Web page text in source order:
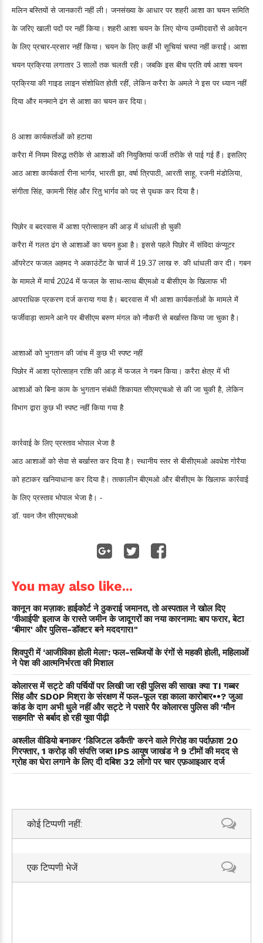
मलिन बस्तियों से जानकारी नहीं ली। जनसंख्या के आधार पर शहरी आशा का चयन समिति
के जरिए खाली पदों पर नहीं किया। शहरी आशा चयन के लिए योग्य उम्मीदवारों से आवेदन
के लिए प्रचार-प्रसार नहीं किया। चयन के लिए कहीं भी सूचियां चस्पा नहीं कराईं। आशा
चयन प्रक्रिया लगातार 3 सालों तक चलती रही। जबकि इस बीच प्रति वर्ष आशा चयन
प्रक्रिया की गाइड लाइन संशोधित होती रहीं, लेकिन करैरा के अमले ने इस पर ध्यान नहीं
दिया और मनमाने ढंग से आशा का चयन कर दिया।
8 आशा कार्यकर्ताओं को हटाया
करैरा में नियम विरुद्ध तरीके से आशाओं की नियुक्तियां फर्जी तरीके से पाई गई हैं। इसलिए
आठ आशा कार्यकर्ता रीना भार्गव, भारती झा, वर्षा त्रिपाठी, आरती साहू, रजनी मंडोलिया,
संगीता सिंह, कामनी सिंह और रितु भार्गव को पद से पृथक कर दिया है।
पिछोर व बदरवास में आशा प्रोत्साहन की आड़ में धांधली हो चुकी
करैरा में गलत ढंग से आशाओं का चयन हुआ है। इससे पहले पिछोर में संविदा कंप्यूटर
ऑपरेटर फजल अहमद ने अकाउंटेंट के चार्ज में 19.37 लाख रु. की धांधली कर दी। गबन
के मामले में मार्च 2024 में फजल के साथ-साथ बीएमओ व बीसीएम के खिलाफ भी
आपराधिक प्रकरण दर्ज कराया गया है। बदरवास में भी आशा कार्यकर्ताओं के मामले में
फर्जीवाड़ा सामने आने पर बीसीएम बरुण मंगल को नौकरी से बर्खास्त किया जा चुका है।
आशाओं को भुगतान की जांच में कुछ भी स्पष्ट नहीं
पिछोर में आशा प्रोत्साहन राशि की आड़ में फजल ने गबन किया। करैरा क्षेत्र में भी
आशाओं को बिना काम के भुगतान संबंधी शिकायत सीएमएचओ से की जा चुकी है, लेकिन
विभाग द्वारा कुछ भी स्पष्ट नहीं किया गया है
कार्रवाई के लिए प्रस्ताव भोपाल भेजा है
आठ आशाओं को सेवा से बर्खास्त कर दिया है। स्थानीय स्तर से बीसीएमओ अवधेश गोरैया
को हटाकर खनियाधाना कर दिया है। तत्कालीन बीएमओ और बीसीएम के खिलाफ कार्रवाई
के लिए प्रस्ताव भोपाल भेजा है। -
डॉ. पवन जैन सीएमएचओ
You may also like...
कानून का मज़ाक: हाईकोर्ट ने ठुकराई जमानत, तो अस्पताल ने खोल दिए
'वीआईपी' इलाज के रास्ते जमीन के जादूगरों का नया कारनामा: बाप फरार, बेटा
'बीमार' और पुलिस-डॉक्टर बने मददगार!"
शिवपुरी में ‘आजीविका होली मेला’: फल-सब्जियों के रंगों से महकी होली, महिलाओं
ने पेश की आत्मनिर्भरता की मिशाल
कोलारस में सट्टे की पर्चियों पर लिखी जा रही पुलिस की साख! क्या TI गब्बर
सिंह और SDOP मिश्रा के संरक्षण में फल-फूल रहा काला कारोबार••? जुआ
कांड के दाग अभी धुले नहीं और सट्टे ने पसारे पैर कोलारस पुलिस की 'मौन
सहमति' से बर्बाद हो रही युवा पीढ़ी
अश्लील वीडियो बनाकर 'डिजिटल डकैती' करने वाले गिरोह का पर्दाफ़ाश 20
गिरफ्तार, 1 करोड़ की संपत्ति जब्त IPS आयुष जाखंड ने 9 टीमों की मदद से
ग्रोह का घेरा लगाने के लिए दी दबिश 32 लोगो पर चार एफ़आइआर दर्ज
कोई टिप्पणी नहीं:
एक टिप्पणी भेजें